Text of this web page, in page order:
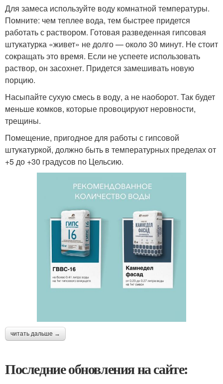
Для замеса используйте воду комнатной температуры.
Помните: чем теплее вода, тем быстрее придется
работать с раствором. Готовая разведенная гипсовая
штукатурка «живет» не долго — около 30 минут. Не стоит
сокращать это время. Если не успеете использовать
раствор, он засохнет. Придется замешивать новую
порцию.
Насыпайте сухую смесь в воду, а не наоборот. Так будет
меньше комков, которые провоцируют неровности,
трещины.
Помещение, пригодное для работы с гипсовой
штукатуркой, должно быть в температурных пределах от
+5 до +30 градусов по Цельсию.
читать дальше →
Последние обновления на сайте: